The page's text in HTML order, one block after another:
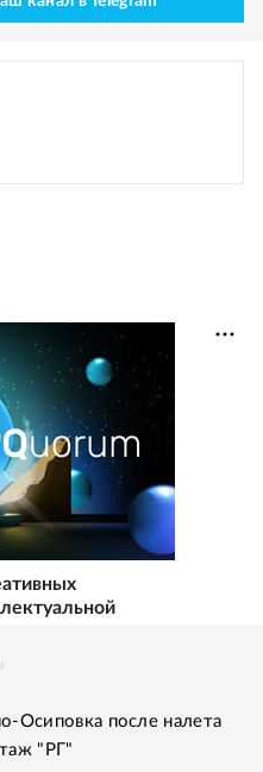
Осиповка после налета
"РГ"